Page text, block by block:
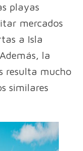
playas
mercados
a Isla
la
resulta mucho
similares